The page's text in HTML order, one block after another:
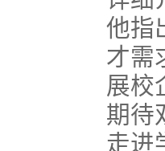
他指
才需
展校
期待
走进